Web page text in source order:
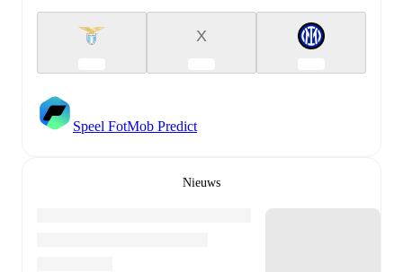
X
Speel FotMob Predict
Nieuws